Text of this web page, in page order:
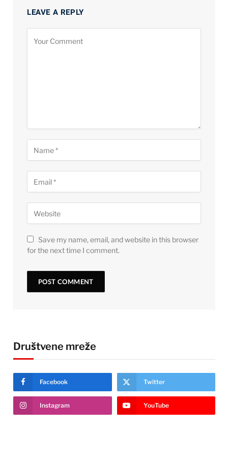
LEAVE A REPLY
Save my name, email, and website in this browser
for the next time I comment.
Društvene mreže
Facebook Twitter
Instagram YouTube